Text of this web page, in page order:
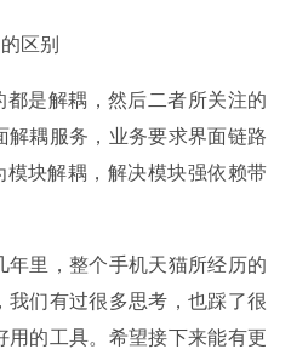
区别
都是解耦，然后二者所关注的
解耦服务，业务要求界面链路
模块解耦，解决模块强依赖带
年里，整个手机天猫所经历的
我们有过很多思考，也踩了很
用的工具。希望接下来能有更